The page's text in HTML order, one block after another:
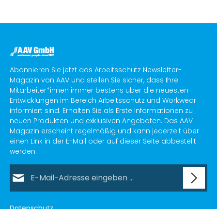
Abonnieren Sie jetzt das Arbeitsschutz Newsletter-
Magazin von AAV und stellen Sie sicher, dass Ihre
Mitarbeiter*innen immer bestens über die neuesten
Entwicklungen im Bereich Arbeitsschutz und Workwear
informiert sind. Erhalten Sie als Erste Informationen zu
neuen Produkten und exklusiven Angeboten. Das AAV
Magazin erscheint regelmäßig und kann jederzeit über
einen Link in der E-Mail oder auf dieser Seite abbestellt
werden.